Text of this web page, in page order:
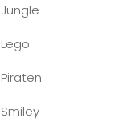
Jungle
Lego
Piraten
Smiley